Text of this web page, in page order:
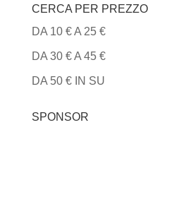
CERCA PER PREZZO
DA 10 € A 25 €
DA 30 € A 45 €
DA 50 € IN SU
SPONSOR